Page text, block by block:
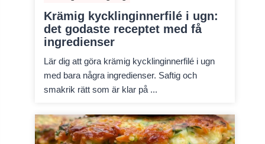
Krämig kycklinginnerfilé i ugn:
det godaste receptet med få
ingredienser
Lär dig att göra krämig kycklinginnerfilé i ugn
med bara några ingredienser. Saftig och
smakrik rätt som är klar på ...